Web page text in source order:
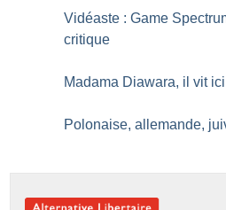
Vidéaste : Game
critique
Madama Diawara, il vit
Polonaise, allemande,